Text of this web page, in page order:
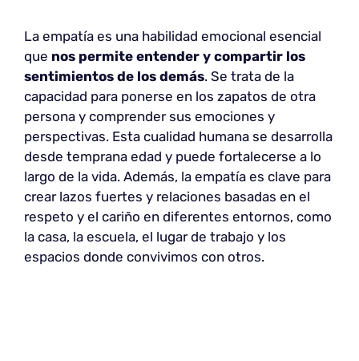
La empatía es una habilidad emocional esencial
que nos permite entender y compartir los
sentimientos de los demás. Se trata de la
capacidad para ponerse en los zapatos de otra
persona y comprender sus emociones y
perspectivas. Esta cualidad humana se desarrolla
desde temprana edad y puede fortalecerse a lo
largo de la vida. Además, la empatía es clave para
crear lazos fuertes y relaciones basadas en el
respeto y el cariño en diferentes entornos, como
la casa, la escuela, el lugar de trabajo y los
espacios donde convivimos con otros.